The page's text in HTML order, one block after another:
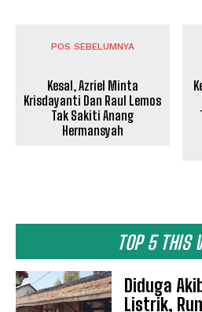
TOP 5 THIS
Diduga
Listrik,
POS SEBELUMNYA
Kesal, Azriel Minta
Krisdayanti Dan Raul Lemos
Tak Sakiti Anang
Hermansyah